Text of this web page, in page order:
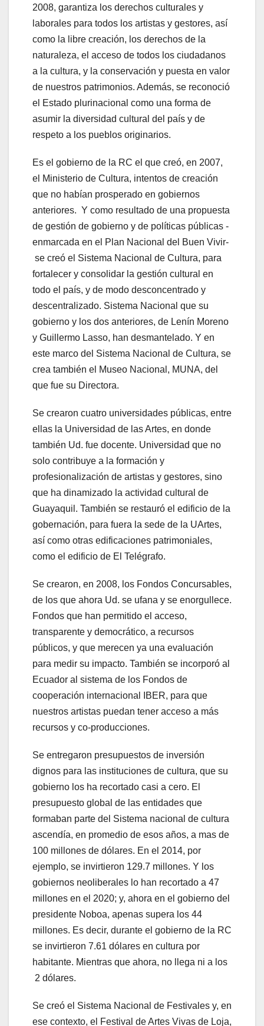
2008, garantiza los derechos culturales y
laborales para todos los artistas y gestores, así
como la libre creación, los derechos de la
naturaleza, el acceso de todos los ciudadanos
a la cultura, y la conservación y puesta en valor
de nuestros patrimonios. Además, se reconoció
el Estado plurinacional como una forma de
asumir la diversidad cultural del país y de
respeto a los pueblos originarios.
Es el gobierno de la RC el que creó, en 2007,
el Ministerio de Cultura, intentos de creación
que no habían prosperado en gobiernos
anteriores. Y como resultado de una propuesta
de gestión de gobierno y de políticas públicas -
enmarcada en el Plan Nacional del Buen Vivir-
se creó el Sistema Nacional de Cultura, para
fortalecer y consolidar la gestión cultural en
todo el país, y de modo desconcentrado y
descentralizado. Sistema Nacional que su
gobierno y los dos anteriores, de Lenín Moreno
y Guillermo Lasso, han desmantelado. Y en
este marco del Sistema Nacional de Cultura, se
crea también el Museo Nacional, MUNA, del
que fue su Directora.
Se crearon cuatro universidades públicas, entre
ellas la Universidad de las Artes, en donde
también Ud. fue docente. Universidad que no
solo contribuye a la formación y
profesionalización de artistas y gestores, sino
que ha dinamizado la actividad cultural de
Guayaquil. También se restauró el edificio de la
gobernación, para fuera la sede de la UArtes,
así como otras edificaciones patrimoniales,
como el edificio de El Telégrafo.
Se crearon, en 2008, los Fondos Concursables,
de los que ahora Ud. se ufana y se enorgullece.
Fondos que han permitido el acceso,
transparente y democrático, a recursos
públicos, y que merecen ya una evaluación
para medir su impacto. También se incorporó al
Ecuador al sistema de los Fondos de
cooperación internacional IBER, para que
nuestros artistas puedan tener acceso a más
recursos y co-producciones.
Se entregaron presupuestos de inversión
dignos para las instituciones de cultura, que su
gobierno los ha recortado casi a cero. El
presupuesto global de las entidades que
formaban parte del Sistema nacional de cultura
ascendía, en promedio de esos años, a mas de
100 millones de dólares. En el 2014, por
ejemplo, se invirtieron 129.7 millones. Y los
gobiernos neoliberales lo han recortado a 47
millones en el 2020; y, ahora en el gobierno del
presidente Noboa, apenas supera los 44
millones. Es decir, durante el gobierno de la RC
se invirtieron 7.61 dólares en cultura por
habitante. Mientras que ahora, no llega ni a los
2 dólares.
Se creó el Sistema Nacional de Festivales y, en
ese contexto, el Festival de Artes Vivas de Loja,